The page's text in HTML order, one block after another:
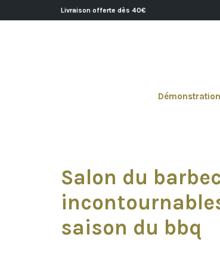
Livraison offerte dès 40€
Démonstration
Salon du
saison du bbq